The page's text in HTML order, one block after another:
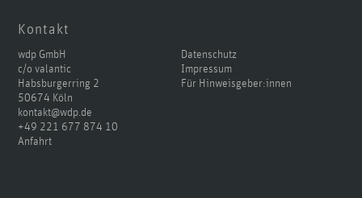
Kontakt
wdp GmbH
c/o valantic
Habsburgerring 2
50674 Köln
kontakt@wdp.de
+49 221 677 874 10
Anfahrt
Datenschutz
Impressum
Für Hinweisgeber:innen